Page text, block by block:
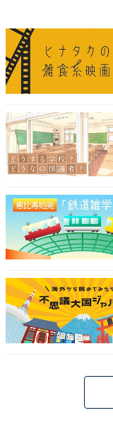
係が苦痛という方
【おすすめ記事】
・
や同僚との関わり
・
「ストレスの少な
・
「ストレスが少な
「青森県」！ 女性
・
派遣社員として働
安定」を抑えた、
【関連リンク】